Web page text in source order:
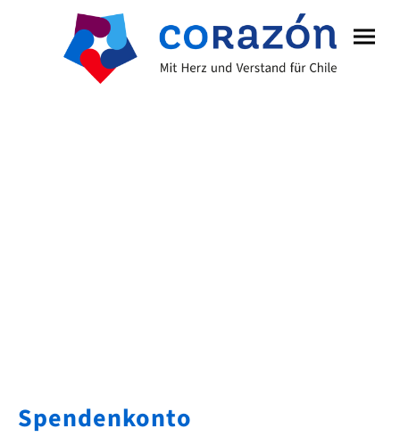
Spendenkonto